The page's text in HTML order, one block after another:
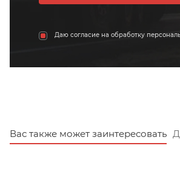
Даю согласие на обработку
Вас также может заинтересовать